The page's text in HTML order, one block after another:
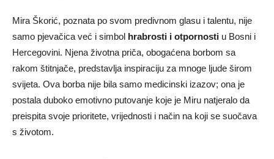
Mira Škorić, poznata po svom predivnom glasu i talentu, nije
samo pjevačica već i simbol hrabrosti i otpornosti u Bosni i
Hercegovini. Njena životna priča, obogaćena borbom sa
rakom štitnjače, predstavlja inspiraciju za mnoge ljude širom
svijeta. Ova borba nije bila samo medicinski izazov; ona je
postala duboko emotivno putovanje koje je Miru natjeralo da
preispita svoje prioritete, vrijednosti i način na koji se suočava
s životom.